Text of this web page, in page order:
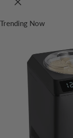
Trending Now